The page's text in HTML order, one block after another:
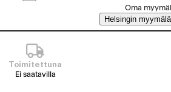
Oma
Helsingin myymälä
Toimitettuna
Ei saatavilla